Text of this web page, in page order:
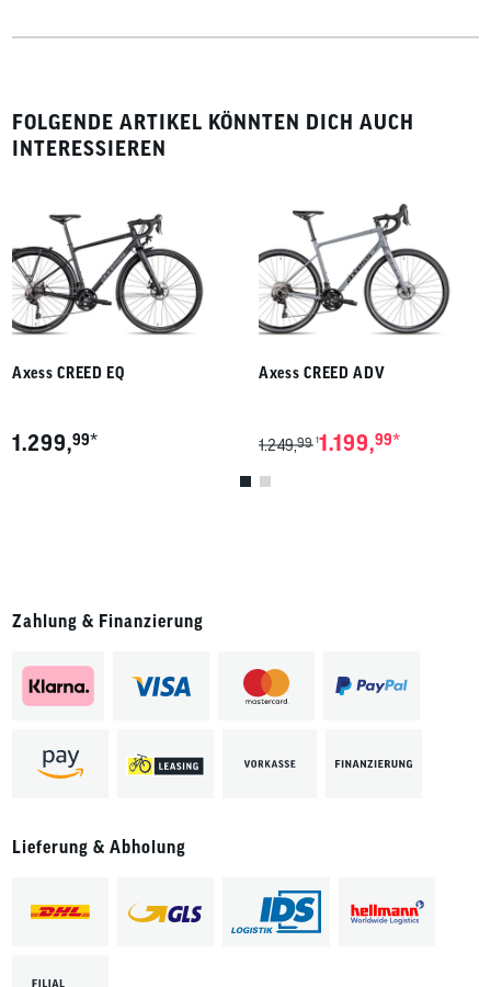
FOLGENDE ARTIKEL KÖNNTEN DICH AUCH
INTERESSIEREN
Axess CREED EQ
1.299,99*
Axess CREED ADV
1.249,99 11.199,99*
Zahlung & Finanzierung
Lieferung & Abholung